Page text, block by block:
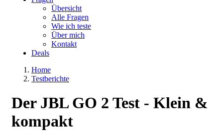
Übersicht
Alle Fragen
Wie ich teste
Über mich
Kontakt
Deals
Home
Testberichte
Der JBL GO 2 Test - Klein &
kompakt